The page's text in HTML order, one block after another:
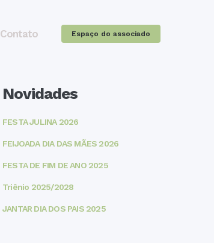
Espaço do associado
Contato
Novidades
FESTA JULINA 2026
FEIJOADA DIA DAS MÃES 2026
FESTA DE FIM DE ANO 2025
Triênio 2025/2028
JANTAR DIA DOS PAIS 2025